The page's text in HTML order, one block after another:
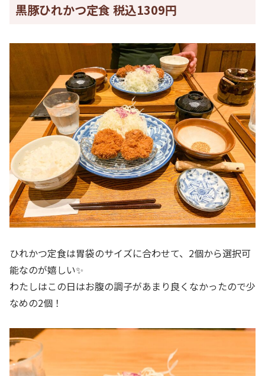
黒豚ひれかつ定食 税込1309円
ひれかつ定食は胃袋のサイズに合わせて、2個から選択可
能なのが嬉しい✨
わたしはこの日はお腹の調子があまり良くなかったので少
なめの2個！